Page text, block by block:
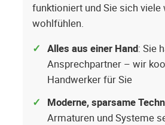
funktioniert und Sie sich viele
wohlfühlen.
Alles aus einer Hand: Sie
Ansprechpartner – wir
Handwerker für Sie
Moderne, sparsame
Armaturen und Systeme